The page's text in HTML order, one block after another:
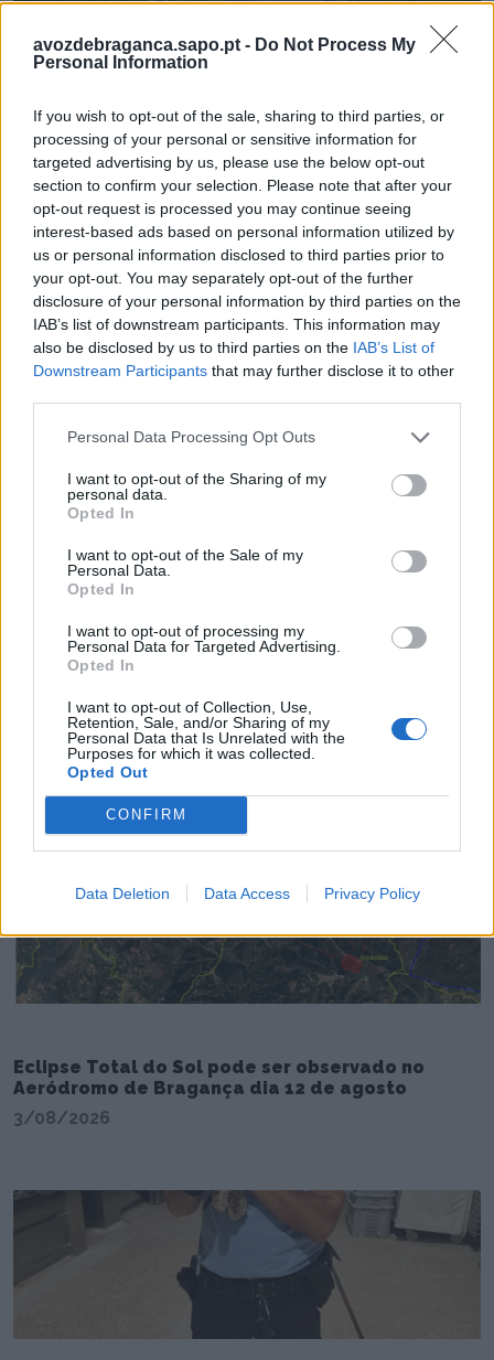
avozdebraganca.sapo.pt - Do Not Process My
Personal Information
If you wish to opt-out of the sale, sharing to third parties, or
processing of your personal or sensitive information for
targeted advertising by us, please use the below opt-out
section to confirm your selection. Please note that after your
opt-out request is processed you may continue seeing
interest-based ads based on personal information utilized by
us or personal information disclosed to third parties prior to
your opt-out. You may separately opt-out of the further
disclosure of your personal information by third parties on the
IAB’s list of downstream participants. This information may
also be disclosed by us to third parties on the IAB’s List of
Downstream Participants that may further disclose it to other
Personal Data Processing Opt Outs
I want to opt-out of the Sharing of my
personal data.
Opted In
I want to opt-out of the Sale of my
Personal Data.
Opted In
I want to opt-out of processing my
Personal Data for Targeted Advertising.
Opted In
I want to opt-out of Collection, Use,
Retention, Sale, and/or Sharing of my
Personal Data that Is Unrelated with the
Purposes for which it was collected.
Opted Out
CONFIRM
Data Deletion Data Access Privacy Policy
6/08/2026
5/08/2026
Há dérbi distrital na 1.ª eliminatória da Taça de
Portugal
4/08/2026
Eclipse Total do Sol pode ser observado no
Aeródromo de Bragança dia 12 de agosto
3/08/2026